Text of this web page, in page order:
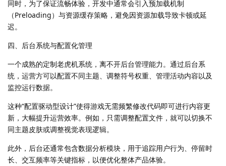
同时，为了保证流畅体验，开发中通常会引入预加载机制
（Preloading）与资源缓存策略，避免因资源加载导致卡顿或延
迟。
四、后台系统与配置化管理
一个成熟的定制老虎机系统，离不开后台管理能力。通过后台系
统，运营方可以配置不同主题、调整符号权重、管理活动内容以及
监控运行数据。
这种“配置驱动型设计”使得游戏无需频繁修改代码即可进行内容更
新，大幅提升运营效率。例如，只需调整配置文件，就可以切换不
同主题皮肤或调整视觉表现逻辑。
此外，后台还通常包含数据分析模块，用于追踪用户行为、停留时
长、交互频率等关键指标，以便优化整体产品体验。